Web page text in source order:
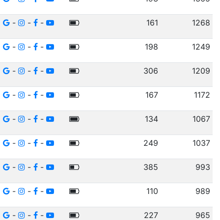
- - - 161 1268
- - - 198 1249
- - - 306 1209
- - - 167 1172
- - - 134 1067
- - - 249 1037
- - - 385 993
- - - 110 989
- - - 227 965